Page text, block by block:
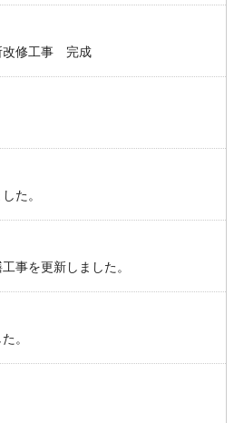
改修工事 完成
た。
事を更新しました。
。